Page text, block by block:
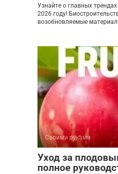
Узнайте о главных
2026 году!
возобновляемые
Своими руками
Уход за
полное